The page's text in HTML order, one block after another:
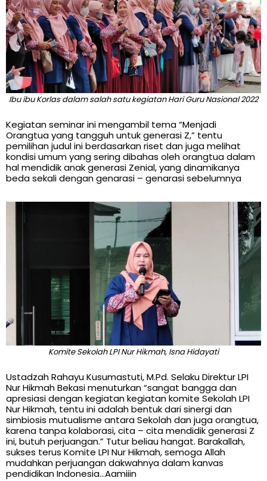
Ibu ibu Korlas dalam salah satu kegiatan Hari Guru Nasional 2022
Kegiatan seminar ini mengambil tema “Menjadi
Orangtua yang tangguh untuk generasi Z,” tentu
pemilihan judul ini berdasarkan riset dan juga melihat
kondisi umum yang sering dibahas oleh orangtua dalam
hal mendidik anak generasi Zenial, yang dinamikanya
beda sekali dengan genarasi – genarasi sebelumnya
Komite Sekolah LPI Nur Hikmah, Isna Hidayati
Ustadzah Rahayu Kusumastuti, M.Pd. Selaku Direktur LPI
Nur Hikmah Bekasi menuturkan “sangat bangga dan
apresiasi dengan kegiatan kegiatan komite Sekolah LPI
Nur Hikmah, tentu ini adalah bentuk dari sinergi dan
simbiosis mutualisme antara Sekolah dan juga orangtua,
karena tanpa kolaborasi, cita – cita mendidik generasi Z
ini, butuh perjuangan.” Tutur beliau hangat. Barakallah,
sukses terus Komite LPI Nur Hikmah, semoga Allah
mudahkan perjuangan dakwahnya dalam kanvas
pendidikan Indonesia…Aamiiin